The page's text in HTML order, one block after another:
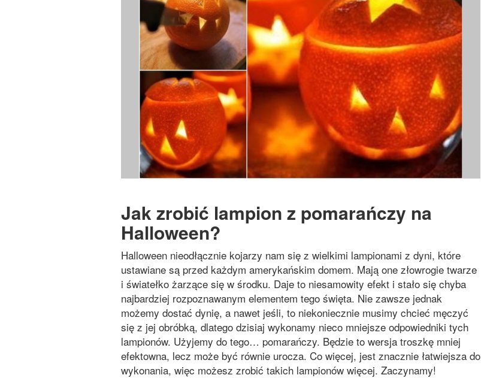
Jak zrobić lampion z pomarańczy na
Halloween?
Halloween nieodłącznie kojarzy nam się z wielkimi lampionami z dyni, które
ustawiane są przed każdym amerykańskim domem. Mają one złowrogie twarze
i światełko żarzące się w środku. Daje to niesamowity efekt i stało się chyba
najbardziej rozpoznawanym elementem tego święta. Nie zawsze jednak
możemy dostać dynię, a nawet jeśli, to niekoniecznie musimy chcieć męczyć
się z jej obróbką, dlatego dzisiaj wykonamy nieco mniejsze odpowiedniki tych
lampionów. Użyjemy do tego… pomarańczy. Będzie to wersja troszkę mniej
efektowna, lecz może być równie urocza. Co więcej, jest znacznie łatwiejsza do
wykonania, więc możesz zrobić takich lampionów więcej. Zaczynamy!